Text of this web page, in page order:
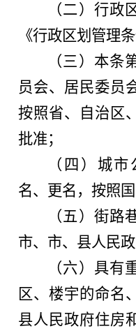
（二）行政
《行政区划管理
（三）本条
员会、居民委员
按照省、自治区
批准；
（四）城
名、更名，按照
（五）街路
市、市、县人民政
（六）具有
区、楼宇的命名
县人民政府住房